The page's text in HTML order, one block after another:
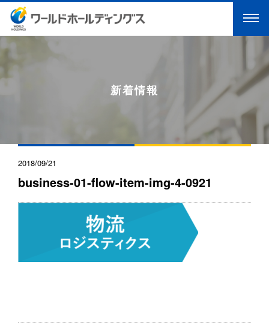
新着情報
2018/09/21
business-01-flow-item-img-4-0921